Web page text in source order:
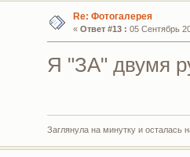
Re: Фотогалерея
« Ответ #13 : 05 Сентябрь
Я "ЗА" двумя
Заглянула на минутку и осталась